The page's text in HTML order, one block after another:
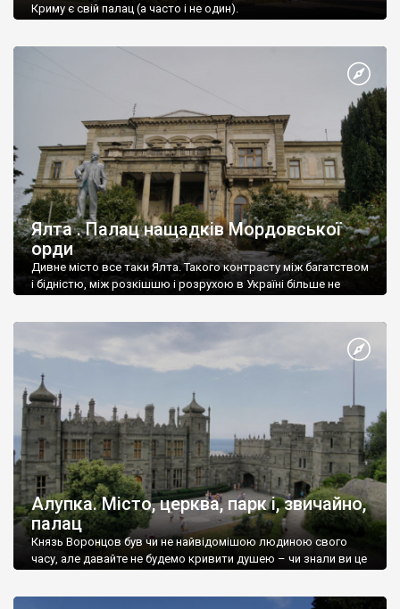
Криму є свій палац (а часто і не один).
Ялта . Палац нащадків Мордовської
орди
Дивне місто все таки Ялта. Такого контрасту між багатством
і бідністю, між розкішшю і розрухою в Україні більше не
Алупка. Місто, церква, парк і, звичайно,
палац
Князь Воронцов був чи не найвідомішою людиною свого
часу, але давайте не будемо кривити душею – чи знали ви це